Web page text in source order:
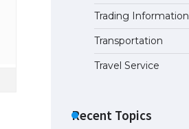
Trading Information
Transportation
Travel Service
Recent Topics